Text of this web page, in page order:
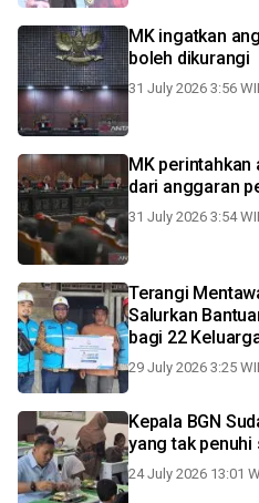
MK ingatkan
boleh dikurangi
31 July 2026 3:56
MK perintahkan
dari anggaran
31 July 2026 3:54
Terangi
Salurkan
bagi 22
29 July 2026 3:25
Kepala BGN
yang tak penuhi
24 July 2026 13:01